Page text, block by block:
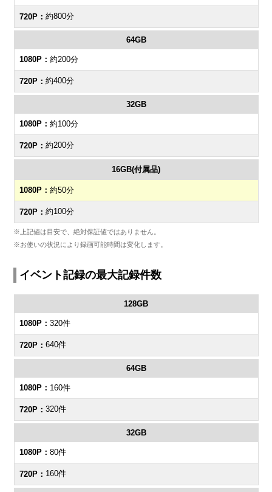
約800分
64GB
約200分
約400分
32GB
約100分
約200分
16GB(付属品)
約50分
約100分
※上記値は目安で、絶対保証値ではありません。
※お使いの状況により録画可能時間は変化します。
イベント記録の最大記録件数
128GB
320件
640件
64GB
160件
320件
32GB
80件
160件